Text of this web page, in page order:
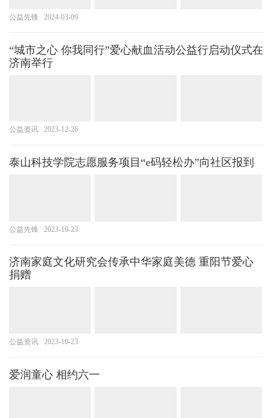
公益先锋 2024-03-09
“城市之心 你我同行”爱心献血活动公益行启动仪式在
济南举行
公益资讯 2023-12-26
泰山科技学院志愿服务项目“e码轻松办”向社区报到
公益先锋 2023-10-23
济南家庭文化研究会传承中华家庭美德 重阳节爱心
捐赠
公益资讯 2023-10-23
爱润童心 相约六一